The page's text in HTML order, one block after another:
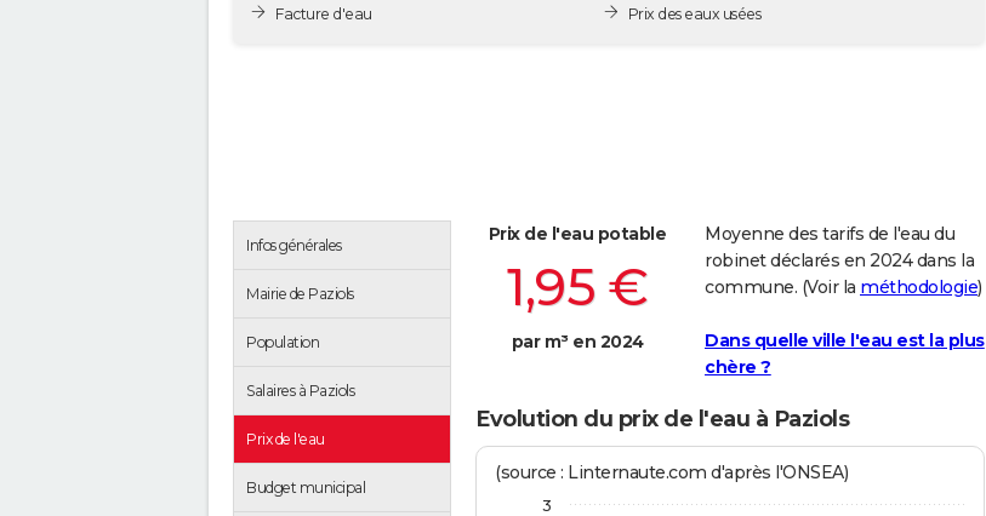
Facture d'eau
Prix des eaux usées
Infos générales
Mairie de Paziols
Population
Salaires à Paziols
Prix de l'eau
Budget municipal
Prix de l'eau potable
1,95 €
par m³ en 2024
Moyenne des tarifs de l'eau du
robinet déclarés en 2024 dans la
commune. (Voir la méthodologie)
Dans quelle ville l'eau est la plus
chère ?
Evolution du prix de l'eau à Paziols
(source : Linternaute.com d'après l'ONSEA)
3